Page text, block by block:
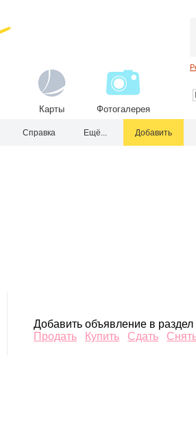
Карты Фотогалерея
Справка Ещё... Добавить
Добавить объявление в
Продать
Купить Сдать